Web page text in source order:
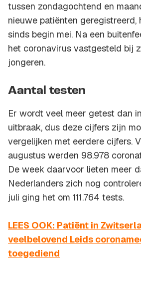
tussen zondagochtend en
nieuwe patiënten geregistreerd,
sinds begin mei. Na een
het coronavirus vastgesteld bij
jongeren.
Aantal testen
Er wordt veel meer getest dan
uitbraak, dus deze cijfers zijn
vergelijken met eerdere cijfers.
augustus werden 98.978
De week daarvoor lieten meer
Nederlanders zich nog
juli ging het om 111.764 tests.
LEES OOK: Patiënt in
veelbelovend Leids
toegediend